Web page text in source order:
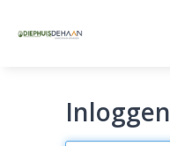
Inloggen